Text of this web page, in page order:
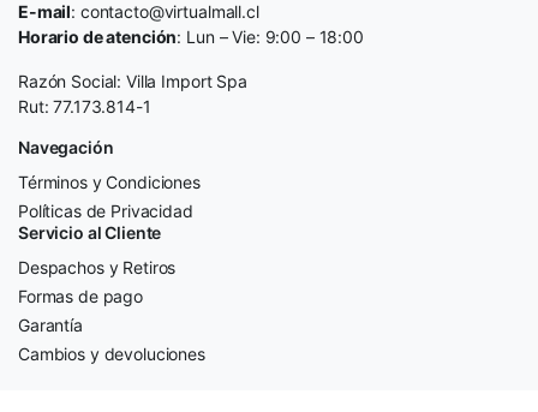
E-mail: contacto@virtualmall.cl
Horario de atención: Lun – Vie: 9:00 – 18:00
Razón Social: Villa Import Spa
Rut: 77.173.814-1
Navegación
Términos y Condiciones
Políticas de Privacidad
Servicio al Cliente
Despachos y Retiros
Formas de pago
Garantía
Cambios y devoluciones